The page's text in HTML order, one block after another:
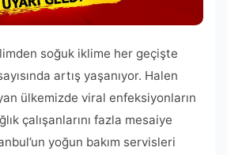
soğuk iklime her geçişte
artış yaşanıyor. Halen
ülkemizde viral enfeksiyonların
çalışanlarını fazla mesaiye
yoğun bakım servisleri